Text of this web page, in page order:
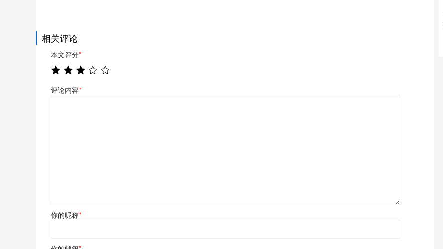
相关评论
本文评分*
评论内容*
你的昵称*